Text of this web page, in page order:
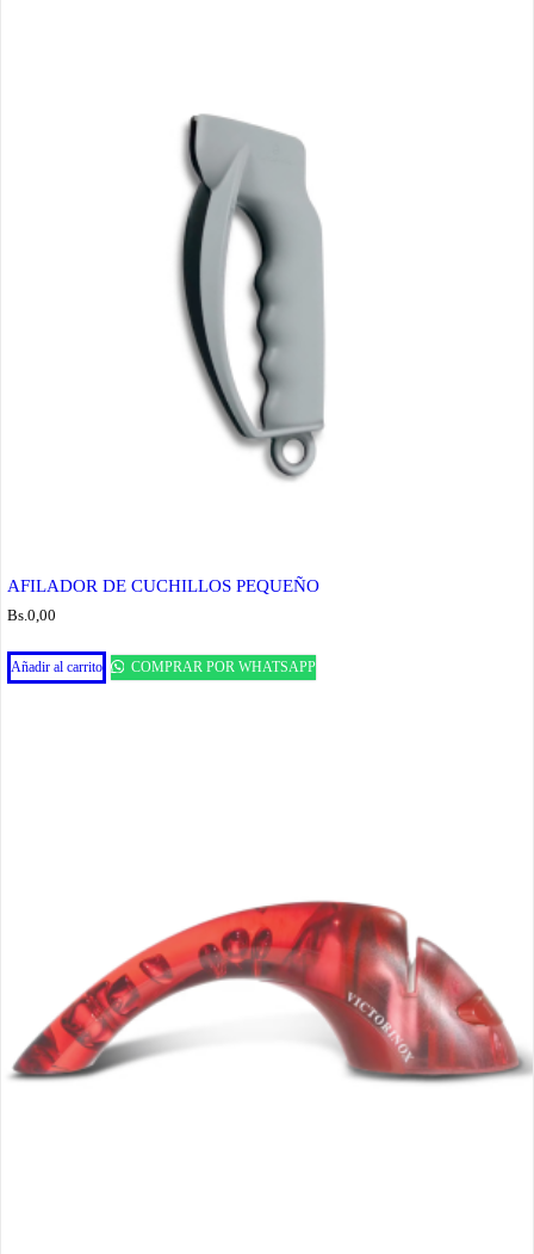
AFILADOR DE CUCHILLOS PEQUEÑO
Bs. 0,00
Añadir al carrito COMPRAR POR WHATSAPP